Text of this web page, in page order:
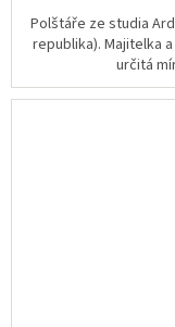
Polštáře ze studia
republika). Majitelka
určitá